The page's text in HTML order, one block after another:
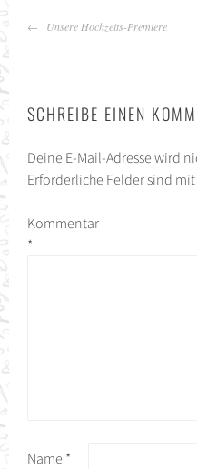
BEITRAGS-
Unsere Hochzeits-Premiere
SCHREIBE EINEN
Deine E-Mail-Adresse wird
Erforderliche Felder sind mit
Kommentar
*
Name *